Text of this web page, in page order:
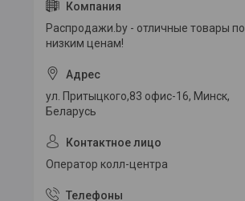
Распродажи.by - отличные товары по
низким ценам!
ул. Притыцкого,83 офис-16, Минск,
Беларусь
Оператор колл-центра